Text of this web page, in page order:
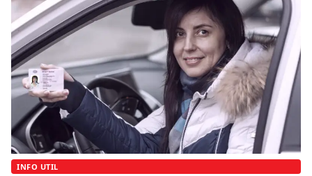
INFO UTIL